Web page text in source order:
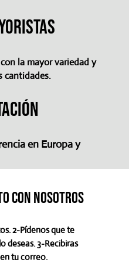
la mayor variedad y
cantidades.
en Europa y
con nosotros
2-Pídenos que te
deseas. 3-Recibiras
tu correo.